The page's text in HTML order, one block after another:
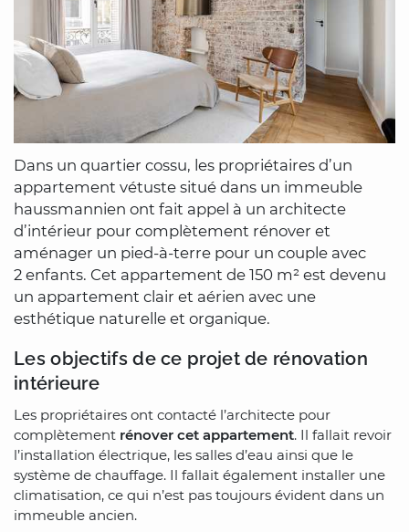
Dans un quartier cossu, les propriétaires d’un
appartement vétuste situé dans un immeuble
haussmannien ont fait appel à un architecte
d’intérieur pour complètement rénover et
aménager un pied-à-terre pour un couple avec
2 enfants. Cet appartement de 150 m² est devenu
un appartement clair et aérien avec une
esthétique naturelle et organique.
Les objectifs de ce projet de rénovation
intérieure
Les propriétaires ont contacté l’architecte pour
complètement rénover cet appartement. Il fallait revoir
l’installation électrique, les salles d’eau ainsi que le
système de chauffage. Il fallait également installer une
climatisation, ce qui n’est pas toujours évident dans un
immeuble ancien.